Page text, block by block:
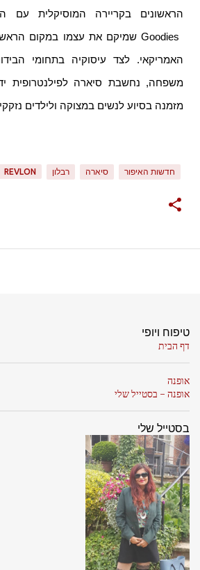
הראשונים בקריירה המוסיקלית עם
Goodies שמיקם את עצמו במקום
האמריקאי. לצד עיסוקיה בתחומי
משפחה, נחשבת סיארה לפילנטרופית
מזמנה בסיוע לנשים במצוקה ולילדים
חדשות האיפור סיארה רבלון REVLON
טיפוח ויופי
דף הבית
אופנה
אופנה - בסטייל שלי
בסטייל שלי